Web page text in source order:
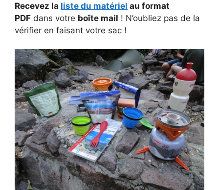
Recevez la liste du matériel au format
PDF dans votre boîte mail ! N’oubliez pas de la
vérifier en faisant votre sac !